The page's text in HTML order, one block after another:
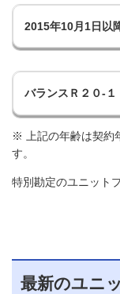
※ 上記の年齢は契約
す。
特別勘定のユニット
最新のユニ